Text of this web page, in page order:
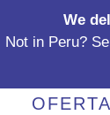
We
Not in Peru?